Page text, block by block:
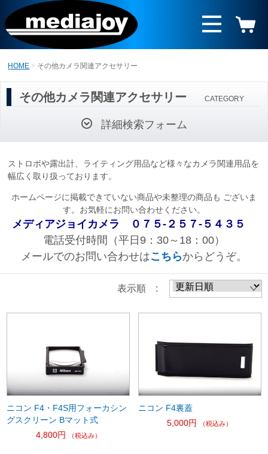
HOME その他カメラ関連アクセサリー
その他カメラ関連アクセサリー CATEGORY
詳細検索フォーム
ストロボや露出計、ライティング用品など様々なカメラ関連用品を
幅広く取り扱っております。
ホームページに掲載できていない商品や未整理の商品も ございま
す。お気軽にお問い合わせください。
メディアジョイカメラ
０７５-２５７-５４３５
電話受付時間（平日9：30～18：00）
メールでのお問い合わせはこちらからどうぞ。
表示順 :
ニコン F4・F4S用フォーカシン
グスクリーン Bマット式
4,800円
（税込み）
ニコン F4裏蓋
5,000円
（税込み）